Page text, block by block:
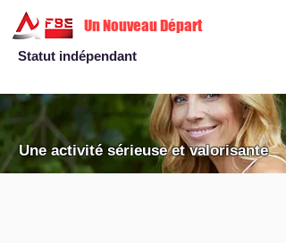
Un Nouveau Départ
Statut indépendant
Une activité sérieuse et valorisante